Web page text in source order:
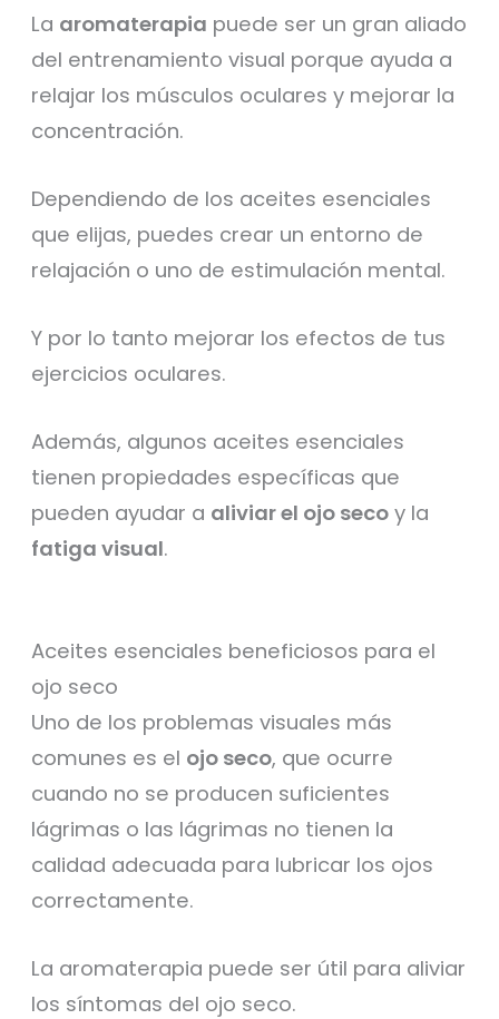
La aromaterapia puede ser un gran aliado
del entrenamiento visual porque ayuda a
relajar los músculos oculares y mejorar la
concentración.
Dependiendo de los aceites esenciales
que elijas, puedes crear un entorno de
relajación o uno de estimulación mental.
Y por lo tanto mejorar los efectos de tus
ejercicios oculares.
Además, algunos aceites esenciales
tienen propiedades específicas que
pueden ayudar a aliviar el ojo seco y la
fatiga visual.
Aceites esenciales beneficiosos para el
ojo seco
Uno de los problemas visuales más
comunes es el ojo seco, que ocurre
cuando no se producen suficientes
lágrimas o las lágrimas no tienen la
calidad adecuada para lubricar los ojos
correctamente.
La aromaterapia puede ser útil para aliviar
los síntomas del ojo seco.